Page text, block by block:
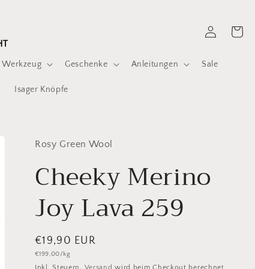
Werkzeug Geschenke Anleitungen Sale
Isager Knöpfe
EinloggenWarenkorb
Rosy Green Wool
Cheeky Merino
Joy Lava 259
Normaler
Preis
€19,90 EUR
Grundpreis
€199,00/kg